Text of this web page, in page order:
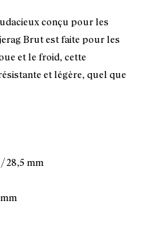
conçu pour les
Brut est faite pour les
et le froid, cette
et légère, quel que
28,5 mm